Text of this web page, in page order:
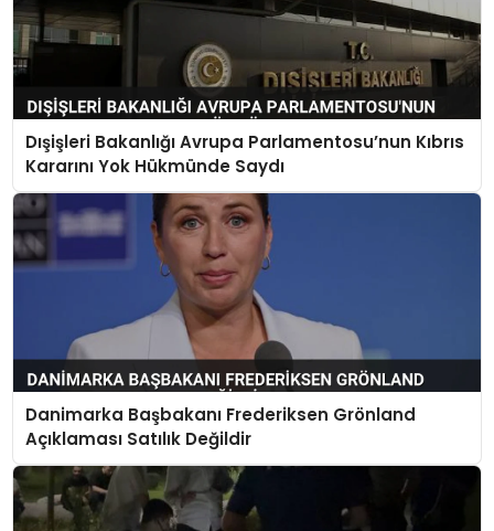
Dışişleri Bakanlığı Avrupa Parlamentosu’nun Kıbrıs
Kararını Yok Hükmünde Saydı
Danimarka Başbakanı Frederiksen Grönland
Açıklaması Satılık Değildir